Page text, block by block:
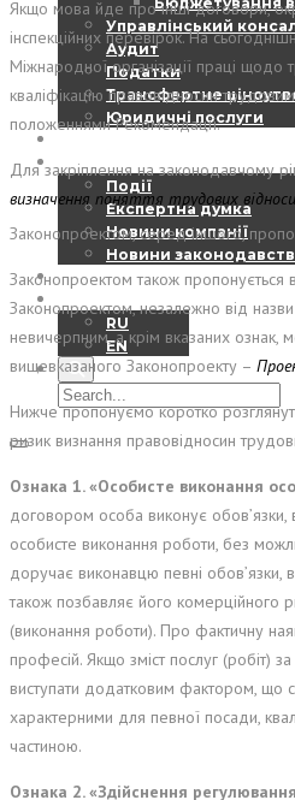
Управлінський
Аудит
Податки
Трансфертне
Юридичні послуги
НОВИНИ
Події
Експертна думка
Новини компанії
Новини
КОНТАКТИ
RU
EN
Якщо мова йде про інші договори,
інспекційних перевірок. На
Міжнародної організації праці
кваліфікацію правовідносин
положеннями Рекомендації.
Для закріплення на законодавчому
визначення поняття трудових
Законопроектом, серед іншого,
Законопроектом також пропонується
Законопроектом, незалежно від
невичерпним, а крім вказаних ознак,
вищевказаного Законопроекту –
Нижче пропонуємо коротко
ризик визнання правовідносин
Ознака 1. «Особисте виконання
договором особа виконує обов’язки,
особисте виконання роботи, без
доручає виконавцю певні обов’язки,
також позбавляє його комерційного
(виконання роботи). Про фактичну
професій. Якщо зміст послуг (робіт)
виступати додатковим фактором, що
характерними для певної посади,
частиною.
Ознака 2. «Здійснення